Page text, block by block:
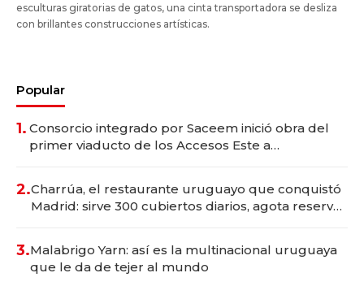
esculturas giratorias de gatos, una cinta transportadora se desliza
con brillantes construcciones artísticas.
Popular
1. Consorcio integrado por Saceem inició obra del
primer viaducto de los Accesos Este a
2.Charrúa, el restaurante uruguayo que conquistó
Madrid: sirve 300 cubiertos diarios, agota reservas
3.Malabrigo Yarn: así es la multinacional uruguaya
que le da de tejer al mundo